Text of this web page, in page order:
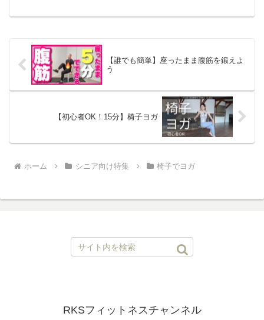
【誰でも簡単】座ったまま腹筋を鍛えよ
う
【初心者OK！15分】椅子ヨガ
ホーム シニア向け特集 椅子でヨガ
RKSフィットネスチャンネル